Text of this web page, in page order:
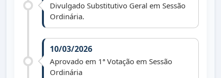
Divulgado Substitutivo Geral em Sessão
Ordinária.
10/03/2026
Aprovado em 1ª Votação em Sessão
Ordinária